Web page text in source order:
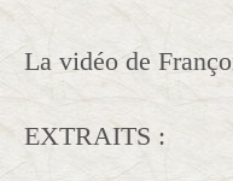
La vidéo de
EXTRAITS :